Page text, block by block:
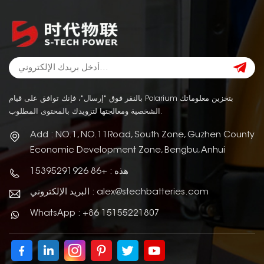
بالنقر فوق "إرسال"، فإنك توافق على قيام Polarium بتخزين معلوماتك
الشخصية ومعالجتها لتزويدك بالمحتوى المطلوب.
Add : NO.1, NO.11Road, South Zone, Guzhen County
Economic Development Zone, Bengbu, Anhui
هذه : +86 15395291926
البريد الإلكتروني : alex@stechbatteries.com
WhatsApp : +86 15155221807